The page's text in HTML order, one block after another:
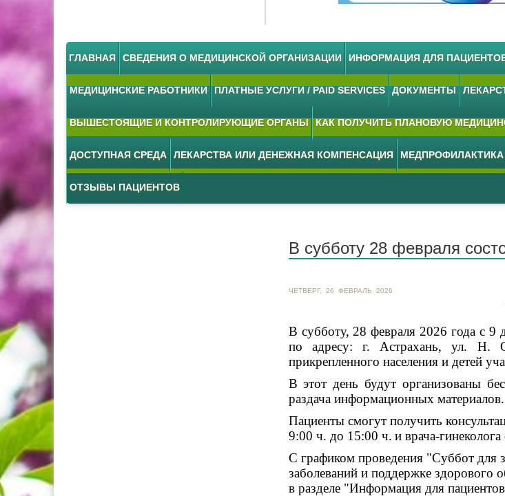
ГЛАВНАЯ СВЕДЕНИЯ О МЕДИЦИНСКОЙ ОРГАНИЗАЦИИ ИНФОРМАЦИЯ ДЛЯ
МЕДИЦИНСКИЕ РАБОТНИКИ ПЛАТНЫЕ УСЛУГИ / PAID SERVICES ДОКУМЕНТЫ
ВЫШЕСТОЯЩИЕ И КОНТРОЛИРУЮЩИЕ ОРГАНЫ КАК ПОЛУЧИТЬ ПЛАНОВУЮ
ДОСТУПНАЯ СРЕДА ЛЕКАРСТВА ИЛИ ДЕНЕЖНАЯ КОМПЕНСАЦИЯ МЕДПРОФИЛАКТИКА
ОТЗЫВЫ ПАЦИЕНТОВ
В субботу 28 февраля
ЧЕТВЕРГ, 26 ФЕВРАЛЬ 2026
В субботу, 28 февраля 2026 года с
по адресу: г. Астрахань, ул. Н.
прикрепленного населения и детей
В этот день будут организованы
раздача информационных материалов.
Пациенты смогут получить
9:00 ч. до 15:00 ч. и врача-
С графиком проведения "Суббот для
заболеваний и поддержке здорового
в разделе "Информация для